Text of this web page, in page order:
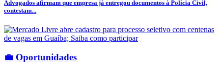
Advogados afirmam que empresa já entregou documentos à Polícia Civil,
contestam...
💼 Oportunidades